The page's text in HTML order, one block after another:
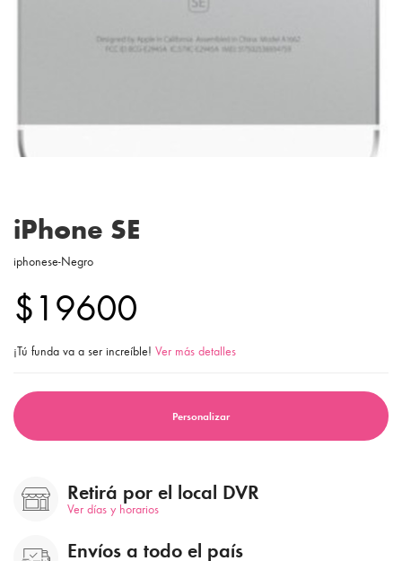
iPhone SE
iphonese-Negro
$19600
¡Tú funda va a ser increíble! Ver más detalles
Personalizar
Retirá por el local DVR
Ver días y horarios
Envíos a todo el país